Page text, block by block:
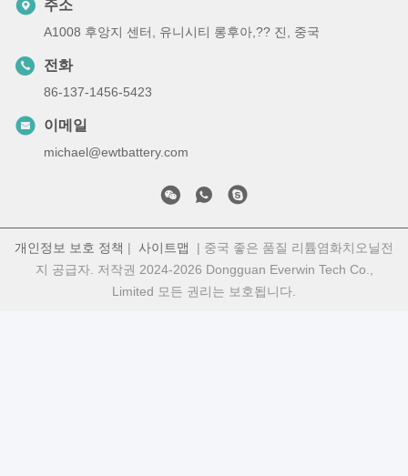
주소
A1008 후앙지 센터, 유니시티 롱후아,?? 진, 중국
전화
86-137-1456-5423
이메일
michael@ewtbattery.com
개인정보 보호 정책 | 사이트맵
| 중국 좋은 품질 리튬염화치오닐전
지 공급자. 저작권 2024-2026 Dongguan Everwin Tech Co.,
Limited 모든 권리는 보호됩니다.